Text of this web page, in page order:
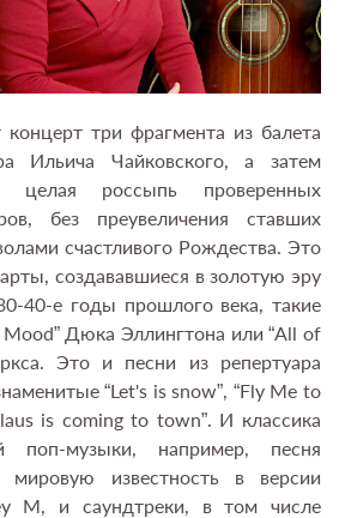
три фрагмента из балета
Ильича Чайковского, а затем
целая россыпь проверенных
без преувеличения ставших
счастливого Рождества. Это
создававшиеся в золотую эру
40-е годы прошлого века, такие
Mood” Дюка Эллингтона или “All of
Это и песни из репертуара
“Let's is snow”, “Fly Me to
is coming to town”. И классика
поп-музыки, например, песня
мировую известность в версии
M, и саундтреки, в том числе